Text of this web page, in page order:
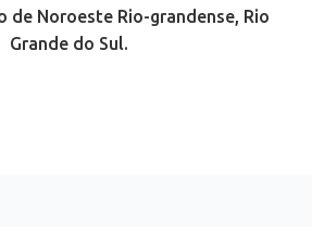
de Noroeste Rio-grandense, Rio
Grande do Sul.